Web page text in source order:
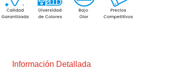
Información Detallada